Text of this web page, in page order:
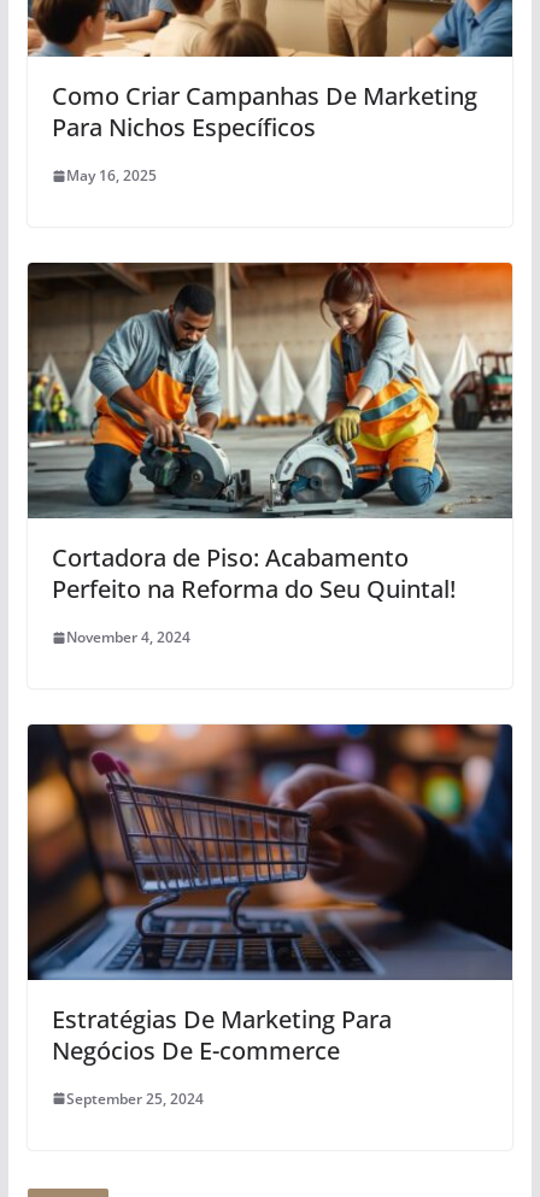
Como Criar Campanhas De Marketing
Para Nichos Específicos
May 16, 2025
Cortadora de Piso: Acabamento
Perfeito na Reforma do Seu Quintal!
November 4, 2024
Estratégias De Marketing Para
Negócios De E-commerce
September 25, 2024